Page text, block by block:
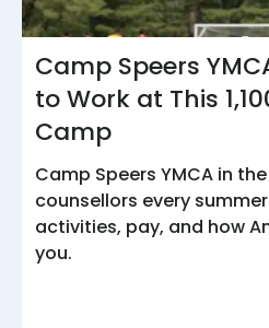
Camp Speers
to Work at This
Camp
Camp Speers YMCA in
counsellors every
activities, pay, and how
you.